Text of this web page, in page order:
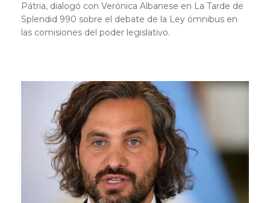
Pátria, dialogó con Verónica Albanese en La Tarde de
Splendid 990 sobre el debate de la Ley ómnibus en
las comisiones del poder legislativo.